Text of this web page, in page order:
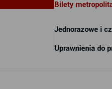
Bilety
Jednorazowe i
Uprawnienia do